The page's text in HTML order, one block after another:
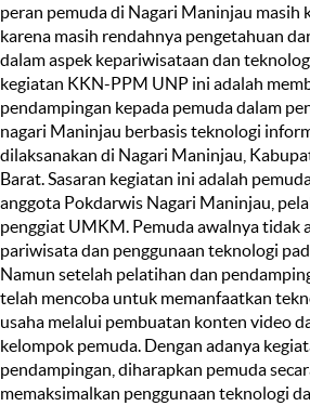
peran pemuda di Nagari Maninjau masih
karena masih rendahnya pengetahuan
dalam aspek kepariwisataan dan
kegiatan KKN-PPM UNP ini adalah
pendampingan kepada pemuda dalam
nagari Maninjau berbasis teknologi
dilaksanakan di Nagari Maninjau,
Barat. Sasaran kegiatan ini adalah
anggota Pokdarwis Nagari Maninjau,
penggiat UMKM. Pemuda awalnya tidak
pariwisata dan penggunaan teknologi
Namun setelah pelatihan dan
telah mencoba untuk memanfaatkan
usaha melalui pembuatan konten video
kelompok pemuda. Dengan adanya
pendampingan, diharapkan pemuda
memaksimalkan penggunaan teknologi